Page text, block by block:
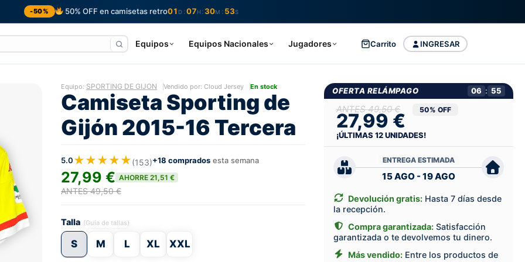
-50% 50% OFF en camisetas retro01 D :07H : 30M : 52S
Equipos Equipos Nacionales Jugadores INGRESAR
Carrito
Equipo: SPORTING DE GIJON Vendido por: Cloud Jersey En stock
Camiseta Sporting de
Gijón 2015-16 Tercera
5.0★★★★★(153)+18 comprados esta semana
27,99 € AHORRE 21,51 €
ANTES 49,50 €
Talla (Guía de tallas)
S M L XL XXL
OFERTA RELÁMPAGO 06 : 54
49,50 €
27,99 € 50% OFF
¡ÚLTIMAS12UNIDADES!
ENTREGA ESTIMADA
15 AGO - 19 AGO
Devolución gratis: Hasta 7 días desde
la recepción.
Compra garantizada: Satisfacción
garantizada o te devolvemos tu dinero.
Más vendido: Entre los productos de